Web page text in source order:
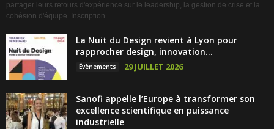
partager leurs retours d'expérience sur le leadership, la gestion de crise et la
cohésion d'équipe. Inscription
La Nuit du Design revient à Lyon pour
rapprocher design, innovation...
Évènements 29 JUILLET 2026
Sanofi appelle l’Europe à transformer son
excellence scientifique en puissance
industrielle